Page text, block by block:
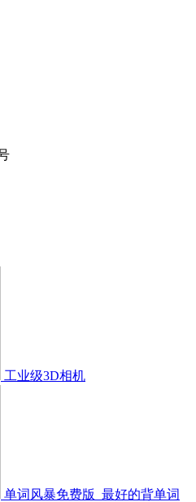
工业级3D相机
单词风暴免费版_最好的背单词